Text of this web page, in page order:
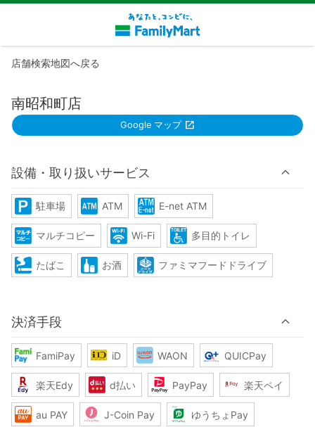
店舗検索地図へ戻る
南昭和町店
Google マップ
設備・取り扱いサービス
駐車場 ATM E-net ATM
マルチコピー Wi-Fi 多目的トイレ
たばこ お酒 ファミマフードドライブ
決済手段
FamiPay iD WAON QUICPay
楽天Edy d払い PayPay 楽天ペイ
au PAY J-Coin Pay ゆうちょPay